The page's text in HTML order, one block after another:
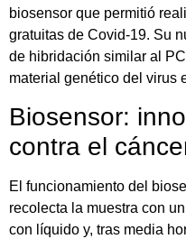
biosensor que permitió
gratuitas de Covid-19. Su
de hibridación similar al
material genético del virus
Biosensor:
contra el
El funcionamiento del
recolecta la muestra con
con líquido y, tras media